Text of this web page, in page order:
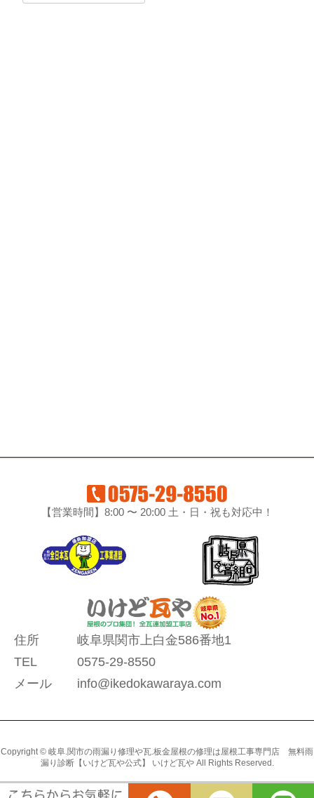
【営業時間】8:00 〜 20:00 土・日・祝も対応中！
住所
岐阜県関市上白金586番地1
TEL
0575-29-8550
メール
info@ikedokawaraya.com
Copyright © 岐阜.関市の雨漏り修理や瓦.板金屋根の修理は屋根工事専門店 無料雨
漏り診断【いけど瓦や公式】 いけど瓦や All Rights Reserved.